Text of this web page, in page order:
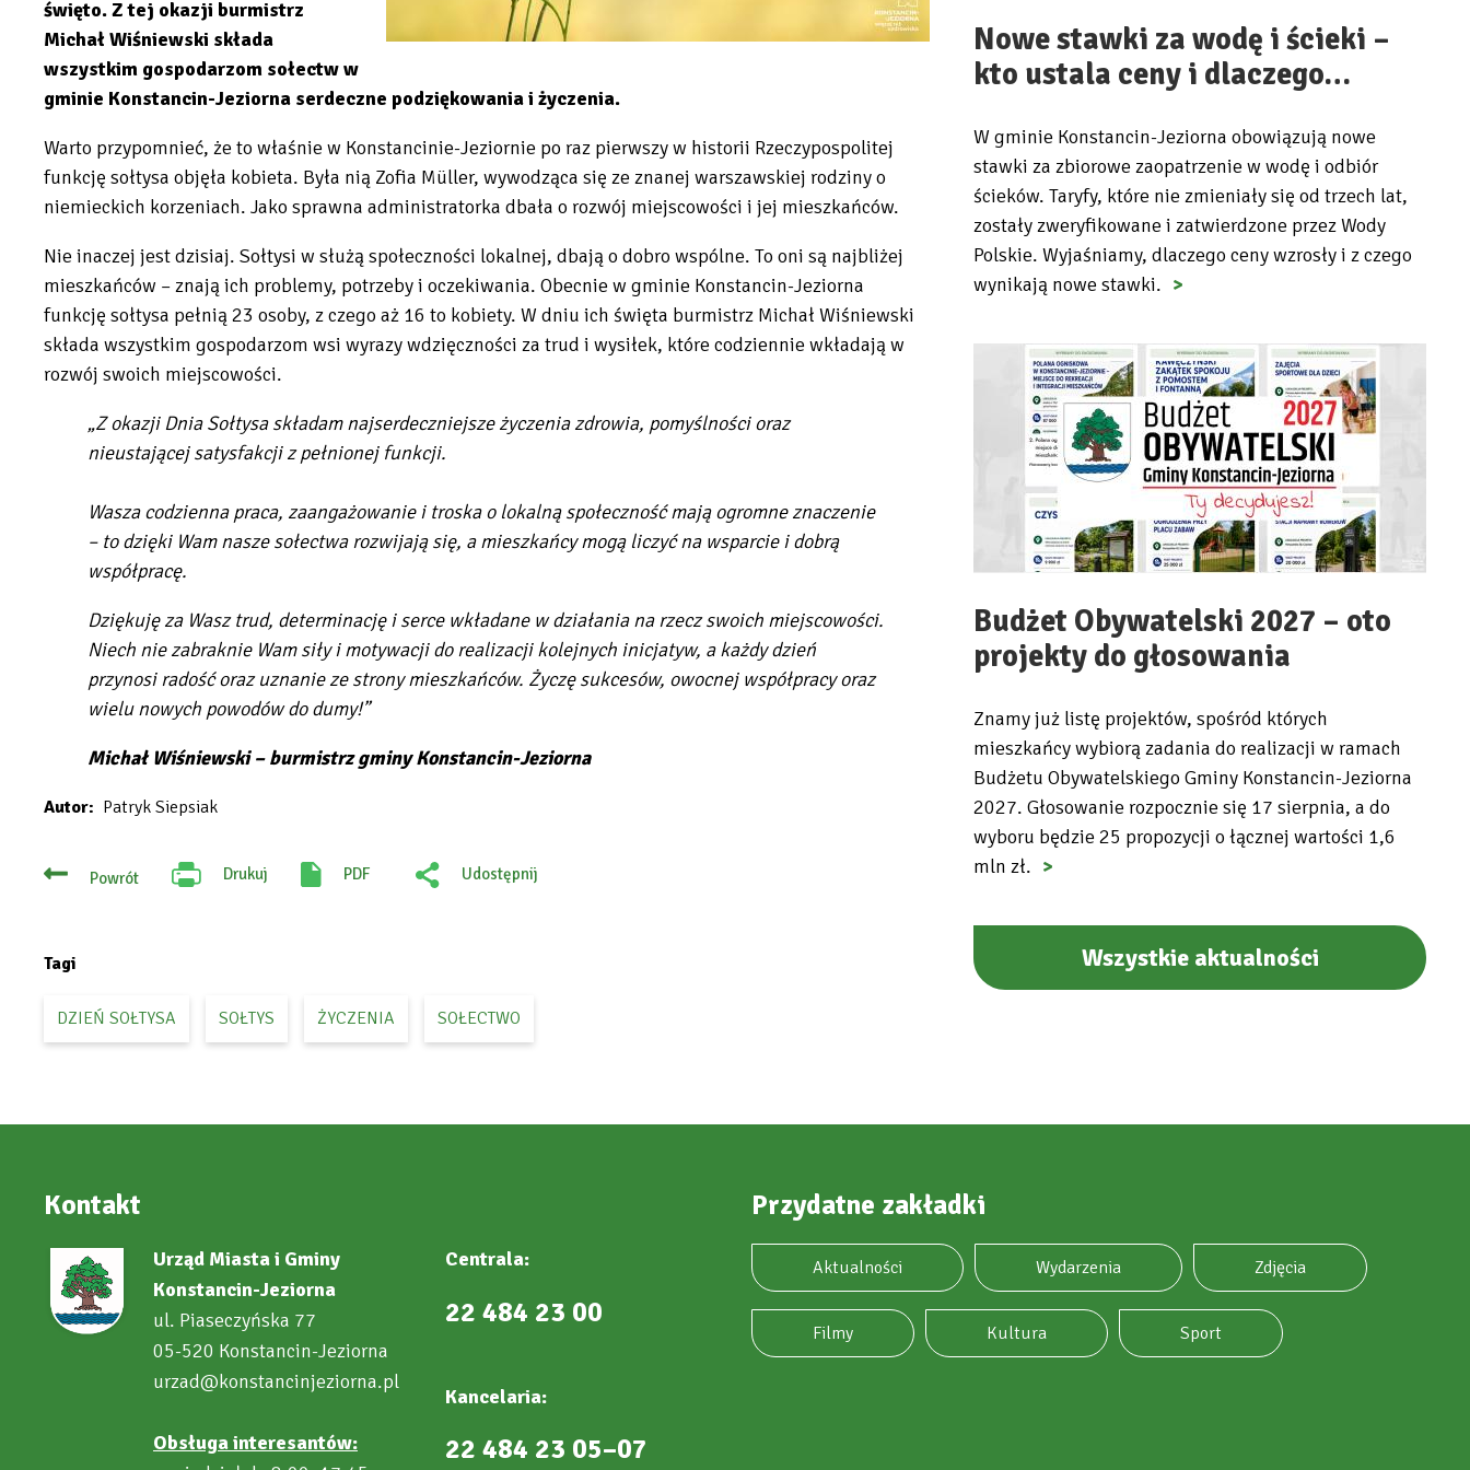
święto. Z tej okazji burmistrz
Michał Wiśniewski składa
wszystkim gospodarzom sołectw w
gminie Konstancin-Jeziorna serdeczne podziękowania i życzenia.
Warto przypomnieć, że to właśnie w Konstancinie-Jeziornie po raz pierwszy w historii Rzeczypospolitej
funkcję sołtysa objęła kobieta. Była nią Zofia Müller, wywodząca się ze znanej warszawskiej rodziny o
niemieckich korzeniach. Jako sprawna administratorka dbała o rozwój miejscowości i jej mieszkańców.
Nie inaczej jest dzisiaj. Sołtysi w służą społeczności lokalnej, dbają o dobro wspólne. To oni są najbliżej
mieszkańców – znają ich problemy, potrzeby i oczekiwania. Obecnie w gminie Konstancin-Jeziorna
funkcję sołtysa pełnią 23 osoby, z czego aż 16 to kobiety. W dniu ich święta burmistrz Michał Wiśniewski
składa wszystkim gospodarzom wsi wyrazy wdzięczności za trud i wysiłek, które codziennie wkładają w
rozwój swoich miejscowości.
„Z okazji Dnia Sołtysa składam najserdeczniejsze życzenia zdrowia, pomyślności oraz
nieustającej satysfakcji z pełnionej funkcji.
Wasza codzienna praca, zaangażowanie i troska o lokalną społeczność mają ogromne znaczenie
– to dzięki Wam nasze sołectwa rozwijają się, a mieszkańcy mogą liczyć na wsparcie i dobrą
współpracę.
Dziękuję za Wasz trud, determinację i serce wkładane w działania na rzecz swoich miejscowości.
Niech nie zabraknie Wam siły i motywacji do realizacji kolejnych inicjatyw, a każdy dzień
przynosi radość oraz uznanie ze strony mieszkańców. Życzę sukcesów, owocnej współpracy oraz
wielu nowych powodów do dumy!”
Michał Wiśniewski – burmistrz gminy Konstancin-Jeziorna
Autor Patryk Siepsiak
Powrót Drukuj
Will
PDF
Udostępnij
Tagi
DZIEŃ SOŁTYSA SOŁTYS ŻYCZENIA SOŁECTWO
Nowe stawki za wodę i ścieki –
kto ustala ceny i dlaczego…
W gminie Konstancin-Jeziorna obowiązują nowe
stawki za zbiorowe zaopatrzenie w wodę i odbiór
ścieków. Taryfy, które nie zmieniały się od trzech lat,
zostały zweryfikowane i zatwierdzone przez Wody
Polskie. Wyjaśniamy, dlaczego ceny wzrosły i z czego
wynikają nowe stawki.
Budżet Obywatelski 2027 – oto
projekty do głosowania
Znamy już listę projektów, spośród których
mieszkańcy wybiorą zadania do realizacji w ramach
Budżetu Obywatelskiego Gminy Konstancin-Jeziorna
2027. Głosowanie rozpocznie się 17 sierpnia, a do
wyboru będzie 25 propozycji o łącznej wartości 1,6
mln zł.
Wszystkie aktualności
Kontakt
Urząd Miasta i Gminy
Konstancin-Jeziorna
ul. Piaseczyńska 77
05-520 Konstancin-Jeziorna
urzad@konstancinjeziorna.pl
Obsługa interesantów:
Centrala:
22 484 23 00
Kancelaria:
22 484 23 05–07
Przydatne zakładki
Aktualności Wydarzenia Zdjęcia
Filmy Kultura Sport